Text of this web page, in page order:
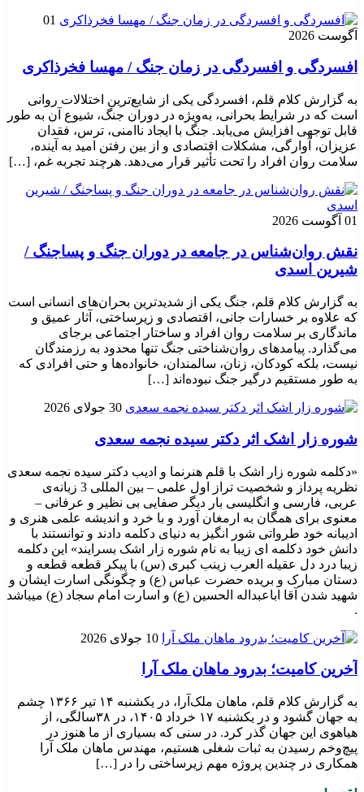
01
آگوست 2026
افسردگی و افسردگی در زمان جنگ / مهسا فخرذاکری
به گزارش کلام قلم، افسردگی یکی از شایع‌ترین اختلالات روانی
است که در شرایط بحرانی، به‌ویژه در دوران جنگ، شیوع آن به طور
قابل توجهی افزایش می‌یابد. جنگ با ایجاد ناامنی، ترس، فقدان
عزیزان، آوارگی، مشکلات اقتصادی و از بین رفتن امید به آینده،
سلامت روان افراد را تحت تأثیر قرار می‌دهد. هرچند تجربه غم، […]
01 آگوست 2026
نقش روان‌شناس در جامعه در دوران جنگ و پساجنگ /
شیرین اسدی
به گزارش کلام قلم، جنگ یکی از شدیدترین بحران‌های انسانی است
که علاوه بر خسارات جانی، اقتصادی و زیرساختی، آثار عمیق و
ماندگاری بر سلامت روان افراد و ساختار اجتماعی برجای
می‌گذارد. پیامدهای روان‌شناختی جنگ تنها محدود به رزمندگان
نیست، بلکه کودکان، زنان، سالمندان، خانواده‌ها و حتی افرادی که
به طور مستقیم درگیر جنگ نبوده‌اند […]
30 جولای 2026
شوره زار اشک اثر دکتر سیده نجمه سعدی
«دکلمه شوره زار اشک با قلم هنرنما و ادیب دکتر سیده نجمه سعدی
نظریه پرداز و شخصیت تراز اول علمی – بین المللی 3 زبانه‌ی
عربی، فارسی و انگلیسی بار دیگر صفایی بی نظیر و عرفانی –
معنوی برای همگان به ارمغان آورد و با خرد و اندیشه علمی هنری و
ادیبانه خود طرواتی شور انگیز به دنیای دکلمه دادند و توانستند با
دانش خود دکلمه ای زیبا به نام شوره زار اشک بسرایند» این دکلمه
زیبا درد دل عقیله العرب زینب کبری (س) با پیکر قطعه قطعه و
دستان مبارک و بریده حضرت عباس (ع) و چگونگی اسارت ایشان و
شهید شدن آقا اباعبداله الحسین (ع) و اسارت امام سجاد (ع) میباشد
.
10 جولای 2026
​آخرین کامیت؛ بدرود ماهان ملک آرا
به گزارش کلام قلم، ماهان ملک‌آرا، در یکشنبه ۱۴ تیر ۱۳۶۶ چشم
به جهان گشود و در یکشنبه ۱۷ خرداد ۱۴۰۵، در ۳۸سالگی، از
هیاهوی این جهان گذر کرد. در سنی که بسیاری از ما هنوز در
پیچ‌وخم رسیدن به ثبات شغلی هستیم، مهندس ماهان ملک آرا
همکاری در چندین پروژه مهم زیرساختی را در […]